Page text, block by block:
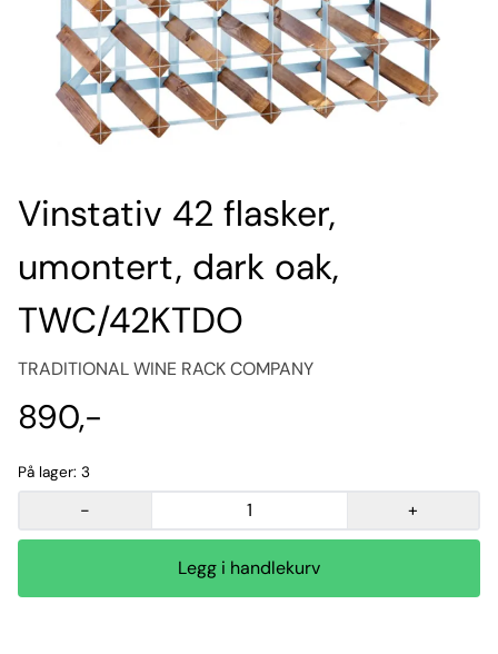
Vinstativ 42 flasker,
umontert, dark oak,
TWC/42KTDO
TRADITIONAL WINE RACK COMPANY
890,-
På lager: 3
- +